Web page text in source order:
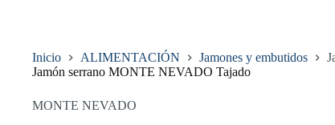
Inicio ALIMENTACIÓN Jamones y embutidos
Jamón serrano MONTE NEVADO Tajado
MONTE NEVADO